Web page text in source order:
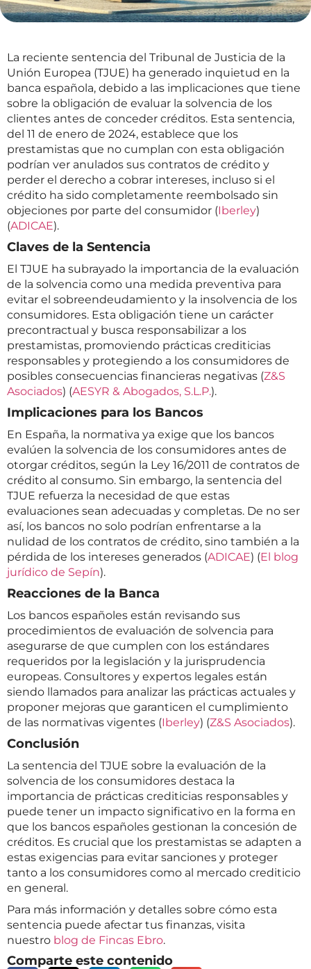
La reciente sentencia del Tribunal de Justicia de la
Unión Europea (TJUE) ha generado inquietud en la
banca española, debido a las implicaciones que tiene
sobre la obligación de evaluar la solvencia de los
clientes antes de conceder créditos. Esta sentencia,
del 11 de enero de 2024, establece que los
prestamistas que no cumplan con esta obligación
podrían ver anulados sus contratos de crédito y
perder el derecho a cobrar intereses, incluso si el
crédito ha sido completamente reembolsado sin
objeciones por parte del consumidor​ (Iberley)​​
(ADICAE)​.
Claves de la Sentencia
El TJUE ha subrayado la importancia de la evaluación
de la solvencia como una medida preventiva para
evitar el sobreendeudamiento y la insolvencia de los
consumidores. Esta obligación tiene un carácter
precontractual y busca responsabilizar a los
prestamistas, promoviendo prácticas crediticias
responsables y protegiendo a los consumidores de
posibles consecuencias financieras negativas​ (Z&S
Asociados)​​ (AESYR & Abogados, S.L.P.)​.
Implicaciones para los Bancos
En España, la normativa ya exige que los bancos
evalúen la solvencia de los consumidores antes de
otorgar créditos, según la Ley 16/2011 de contratos de
crédito al consumo. Sin embargo, la sentencia del
TJUE refuerza la necesidad de que estas
evaluaciones sean adecuadas y completas. De no ser
así, los bancos no solo podrían enfrentarse a la
nulidad de los contratos de crédito, sino también a la
pérdida de los intereses generados​ (ADICAE)​​ (El blog
jurídico de Sepín)​.
Reacciones de la Banca
Los bancos españoles están revisando sus
procedimientos de evaluación de solvencia para
asegurarse de que cumplen con los estándares
requeridos por la legislación y la jurisprudencia
europeas. Consultores y expertos legales están
siendo llamados para analizar las prácticas actuales y
proponer mejoras que garanticen el cumplimiento
de las normativas vigentes​ (Iberley)​​ (Z&S Asociados)​.
Conclusión
La sentencia del TJUE sobre la evaluación de la
solvencia de los consumidores destaca la
importancia de prácticas crediticias responsables y
puede tener un impacto significativo en la forma en
que los bancos españoles gestionan la concesión de
créditos. Es crucial que los prestamistas se adapten a
estas exigencias para evitar sanciones y proteger
tanto a los consumidores como al mercado crediticio
en general.
Para más información y detalles sobre cómo esta
sentencia puede afectar tus finanzas, visita
nuestro blog de Fincas Ebro.
Comparte este contenido